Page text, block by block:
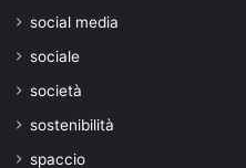
social media
sociale
società
sostenibilità
spaccio